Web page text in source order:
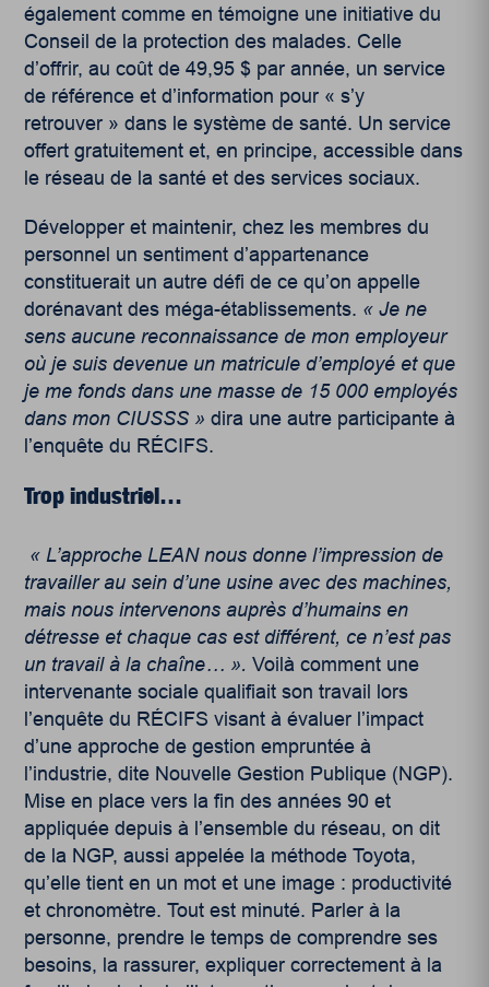
également comme en témoigne une initiative du
Conseil de la protection des malades. Celle
d’offrir, au coût de 49,95 $ par année, un service
de référence et d’information pour « s’y
retrouver » dans le système de santé. Un service
offert gratuitement et, en principe, accessible dans
le réseau de la santé et des services sociaux.
Développer et maintenir, chez les membres du
personnel un sentiment d’appartenance
constituerait un autre défi de ce qu’on appelle
dorénavant des méga-établissements. «Je ne
sens aucune reconnaissance de mon employeur
où je suis devenue un matricule d’employé et que
je me fonds dans une masse de 15 000 employés
dans mon CIUSSS » dira une autre participante à
l’enquête du RÉCIFS.
Trop industriel…
«L’approche LEAN nous donne l’impression de
travailler au sein d’une usine avec des machines,
mais nous intervenons auprès d’humains en
détresse et chaque cas est différent, ce n’est pas
un travail à la chaîne… ».Voilà comment une
intervenante sociale qualifiait son travail lors
l’enquête du RÉCIFS visant à évaluer l’impact
d’une approche de gestion empruntée à
l’industrie, dite Nouvelle Gestion Publique (NGP).
Mise en place vers la fin des années 90 et
appliquée depuis à l’ensemble du réseau, on dit
de la NGP, aussi appelée la méthode Toyota,
qu’elle tient en un mot et une image : productivité
et chronomètre. Tout est minuté. Parler à la
personne, prendre le temps de comprendre ses
besoins, la rassurer, expliquer correctement à la